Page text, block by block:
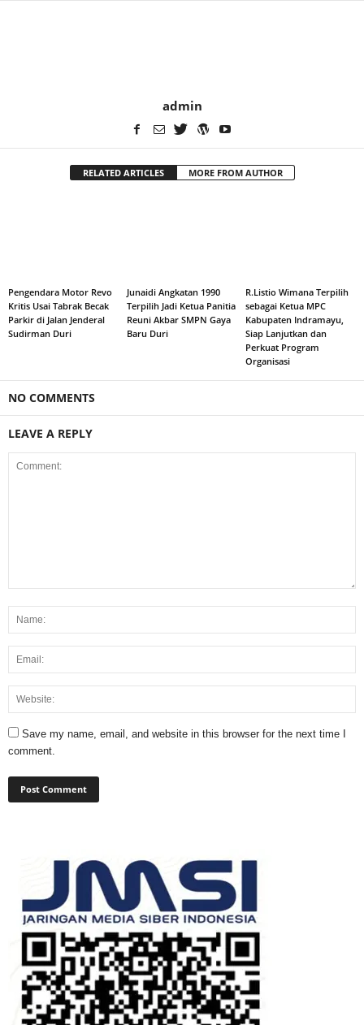
admin
RELATED ARTICLES MORE FROM AUTHOR
Pengendara Motor Revo
Kritis Usai Tabrak Becak
Parkir di Jalan Jenderal
Sudirman Duri
Junaidi Angkatan 1990
Terpilih Jadi Ketua Panitia
Reuni Akbar SMPN Gaya
Baru Duri
R.Listio Wimana Terpilih
sebagai Ketua MPC
Kabupaten Indramayu,
Siap Lanjutkan dan
Perkuat Program
Organisasi
NO COMMENTS
LEAVE A REPLY
Save my name, email, and website in this browser for the next time I
comment.